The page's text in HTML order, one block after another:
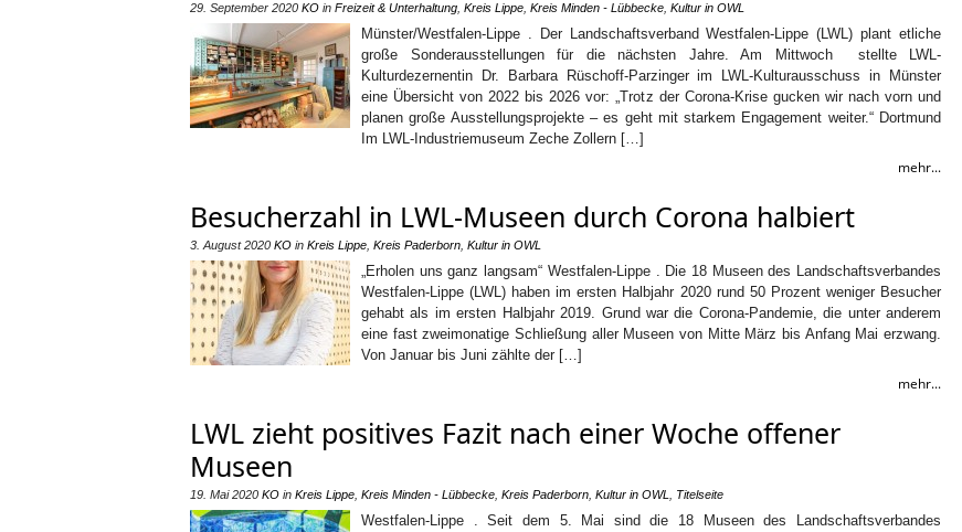
29. September 2020 KO in Freizeit & Unterhaltung Kreis Lippe Kreis Minden - Lübbecke Kultur in OWL
Münster/Westfalen-Lippe . Der Landschaftsverband Westfalen-Lippe (LWL) plant etliche
große Sonderausstellungen für die nächsten Jahre. Am Mittwoch stellte LWL-
Kulturdezernentin Dr. Barbara Rüschoff-Parzinger im LWL-Kulturausschuss in Münster
eine Übersicht von 2022 bis 2026 vor: „Trotz der Corona-Krise gucken wir nach vorn und
planen große Ausstellungsprojekte – es geht mit starkem Engagement weiter.“ Dortmund
Im LWL-Industriemuseum Zeche Zollern […]
mehr...
Besucherzahl in LWL-Museen durch Corona halbiert
3. August 2020 KO in Kreis Lippe Kreis Paderborn Kultur in OWL
„Erholen uns ganz langsam“ Westfalen-Lippe . Die 18 Museen des Landschaftsverbandes
Westfalen-Lippe (LWL) haben im ersten Halbjahr 2020 rund 50 Prozent weniger Besucher
gehabt als im ersten Halbjahr 2019. Grund war die Corona-Pandemie, die unter anderem
eine fast zweimonatige Schließung aller Museen von Mitte März bis Anfang Mai erzwang.
Von Januar bis Juni zählte der […]
mehr...
LWL zieht positives Fazit nach einer Woche offener
Museen
19. Mai 2020 KO in Kreis Lippe Kreis Minden - Lübbecke Kreis Paderborn Kultur in OWL Titelseite
Westfalen-Lippe . Seit dem 5. Mai sind die 18 Museen des Landschaftsverbandes